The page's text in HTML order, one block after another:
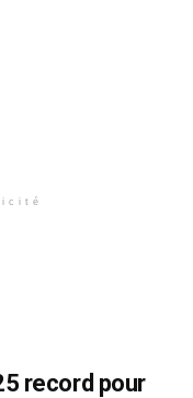
record pour